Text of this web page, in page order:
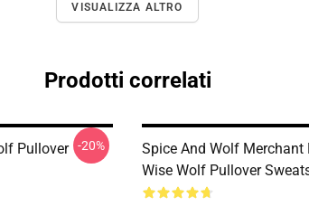
VISUALIZZA ALTRO
Prodotti correlati
Pullover -20%
Spice And Wolf Merchant
Wise Wolf Pullover